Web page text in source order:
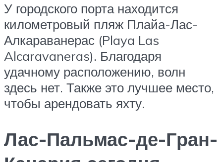
У городского порта находится
километровый пляж Плайа-Лас-
Алкараванерас (Playa Las
Alcaravaneras). Благодаря
удачному расположению, волн
здесь нет. Также это лучшее место,
чтобы арендовать яхту.
Лас-Пальмас-де-Гран-